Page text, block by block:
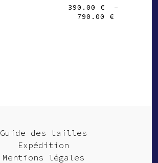
390.00 €
–
790.00 €Plage
Guide des tailles
Expédition
Mentions légales